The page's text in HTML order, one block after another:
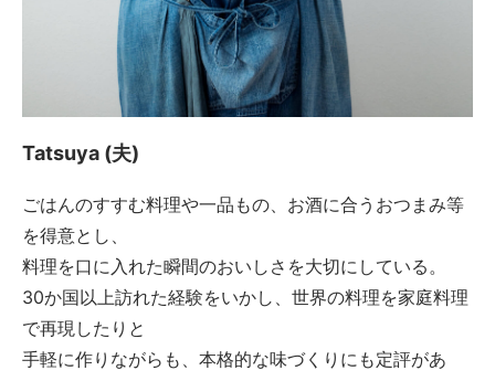
Tatsuya (夫)
ごはんのすすむ料理や一品もの、お酒に合うおつまみ等
を得意とし、
料理を口に入れた瞬間のおいしさを大切にしている。
30か国以上訪れた経験をいかし、世界の料理を家庭料理
で再現したりと
手軽に作りながらも、本格的な味づくりにも定評があ